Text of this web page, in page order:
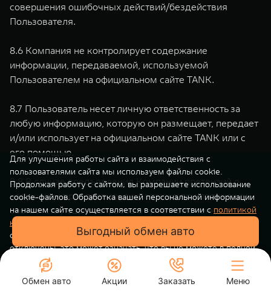
совершения ошибочных действий/бездействия
Пользователя.
8.6 Компания не контролирует содержание
информации, передаваемой, используемой
Пользователем на официальном сайте TANK.
8.7 Пользователь несет личную ответственность за
любую информацию, которую он размещает, передает
и/или использует на официальном сайте TANK или с
его помощью.
8.8 В случае предъявления Компании претензий о
нарушении прав третьих лиц, а также при получении
соответствующих запросов от уполномоченных
государственных органов о нарушении действующего
законодательства Российской Федерации в связи с
информации Пользователем и/или при возникновении
соответствующих рисков, Компания имеет право
Для улучшения работы сайта и взаимодействия с
пользователями сайта мы используем файлы cookie.
Продолжая работу с сайтом, вы разрешаете использование
cookie-файлов. Обработка вашей персональной информации
на нашем сайте осуществляется в соответствии с политикой
конфиденциальности
cookie в настройках вашего браузера. Если файлы cookie
отключены, это может означать, что вы не можете в полной
мере использовать все функции нашего сайта.
Понятно
Обмен авто Акции Заказать Меню
Выгодный обмен авто